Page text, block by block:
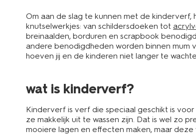
Om aan de slag te kunnen met de
knutselwerkjes: van schildersdoeken tot
breinaalden, borduren en scrapbook
andere benodigdheden worden binnen mum
hoeven jij en de kinderen niet langer te
wat is kinderverf?
Kinderverf is verf die speciaal geschikt is
ze makkelijk uit te wassen zijn. Dat is wel zo
mooiere lagen en effecten maken, maar